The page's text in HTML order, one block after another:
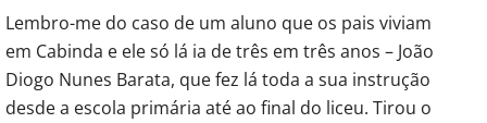
Lembro-me do caso de um aluno que os pais viviam
em Cabinda e ele só lá ia de três em três anos – João
Diogo Nunes Barata, que fez lá toda a sua instrução
desde a escola primária até ao final do liceu. Tirou o